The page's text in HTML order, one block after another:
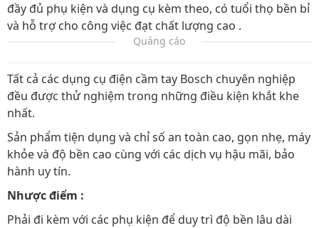
đầy đủ phụ kiện và dụng cụ kèm theo, có tuổi thọ bền bỉ
và hỗ trợ cho công việc đạt chất lượng cao .
Quảng cáo
Tất cả các dụng cụ điện cầm tay Bosch chuyên nghiệp
đều được thử nghiệm trong những điều kiện khắt khe
nhất.
Sản phẩm tiện dụng và chỉ số an toàn cao, gọn nhẹ, máy
khỏe và độ bền cao cùng với các dịch vụ hậu mãi, bảo
hành uy tín.
Nhược điểm :
Phải đi kèm với các phụ kiện để duy trì độ bền lâu dài